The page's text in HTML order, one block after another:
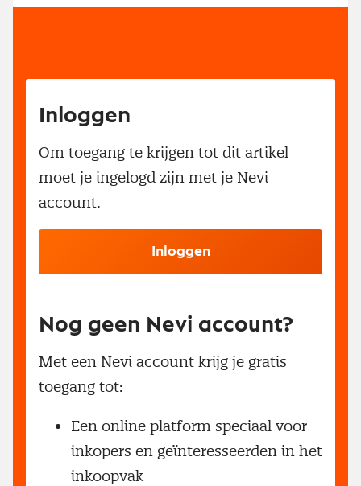
Inloggen
Om toegang te krijgen tot dit artikel
moet je ingelogd zijn met je Nevi
account.
Inloggen
Nog geen Nevi account?
Met een Nevi account krijg je gratis
toegang tot:
Een online platform speciaal voor
inkopers en geïnteresseerden in het
inkoopvak